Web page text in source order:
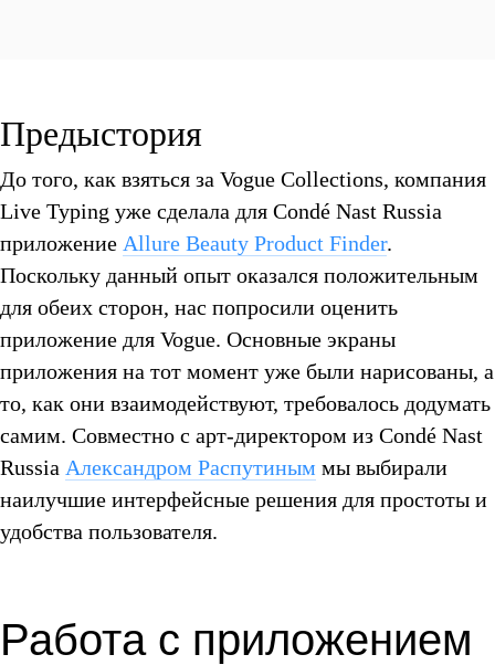
Предыстория
До того, как взяться за Vogue Collections, компания
Live Typing уже сделала для Condé Nast Russia
приложение Allure Beauty Product Finder.
Поскольку данный опыт оказался положительным
для обеих сторон, нас попросили оценить
приложение для Vogue. Основные экраны
приложения на тот момент уже были нарисованы, а
то, как они взаимодействуют, требовалось додумать
самим. Совместно с арт-директором из Condé Nast
Russia Александром Распутиным мы выбирали
наилучшие интерфейсные решения для простоты и
удобства пользователя.
Работа с приложением